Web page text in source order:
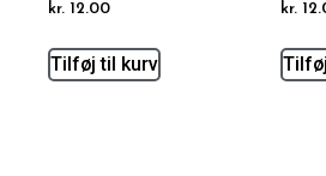
kr. 12.00
Tilføj til kurv
kr.